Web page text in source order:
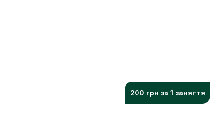
200 грн за 1 заняття